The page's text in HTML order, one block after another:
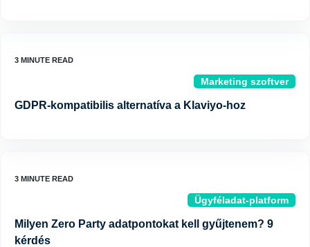
Marketing szoftver
GDPR-kompatibilis alternatíva a Klaviyo-hoz
Ügyféladat-platform
Milyen Zero Party adatpontokat kell gyűjtenem? 9
kérdés